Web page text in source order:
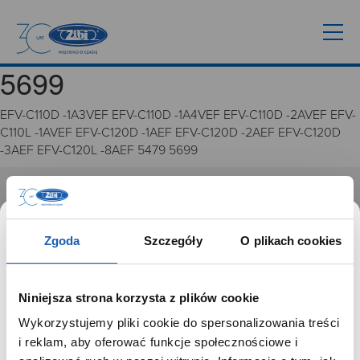
Zgoda Szczegóły O plikach cookies
Niniejsza strona korzysta z plików cookie
Wykorzystujemy pliki cookie do spersonalizowania treści
i reklam, aby oferować funkcje społecznościowe i
5699
EFV-C110D -1A3VEF EFV-C110D -1A4VEF EFV-C110D -2AVEF EFV-
C110L -1AVEF EFV-C120D -1AEF EFV-C120D -2AEF EFV-C120D
-3AEF EFV-C120L -8AEF 5479 5699
GRUPA ZIBI
Historia
Kariera
Zgoda na ciasteczka
SZANOWNY UŻYTKOWNIKU,